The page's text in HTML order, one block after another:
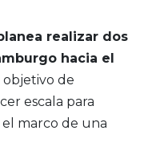
realizar dos
hacia el
objetivo de
escala para
el marco de una